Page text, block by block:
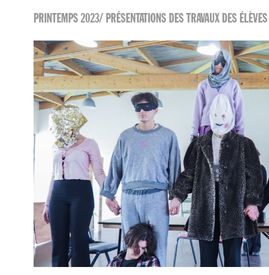
PRINTEMPS 2023/ PRÉSENTATIONS DES TRAVAUX DES ÉLÈVES